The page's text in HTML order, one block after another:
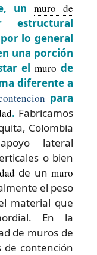
un muro de
lo general
una porción
el muro de
diferente a
para
. Fabricamos
Colombia
lateral
o bien
de unmuro
el peso
material que
En la
de muros de
de contención